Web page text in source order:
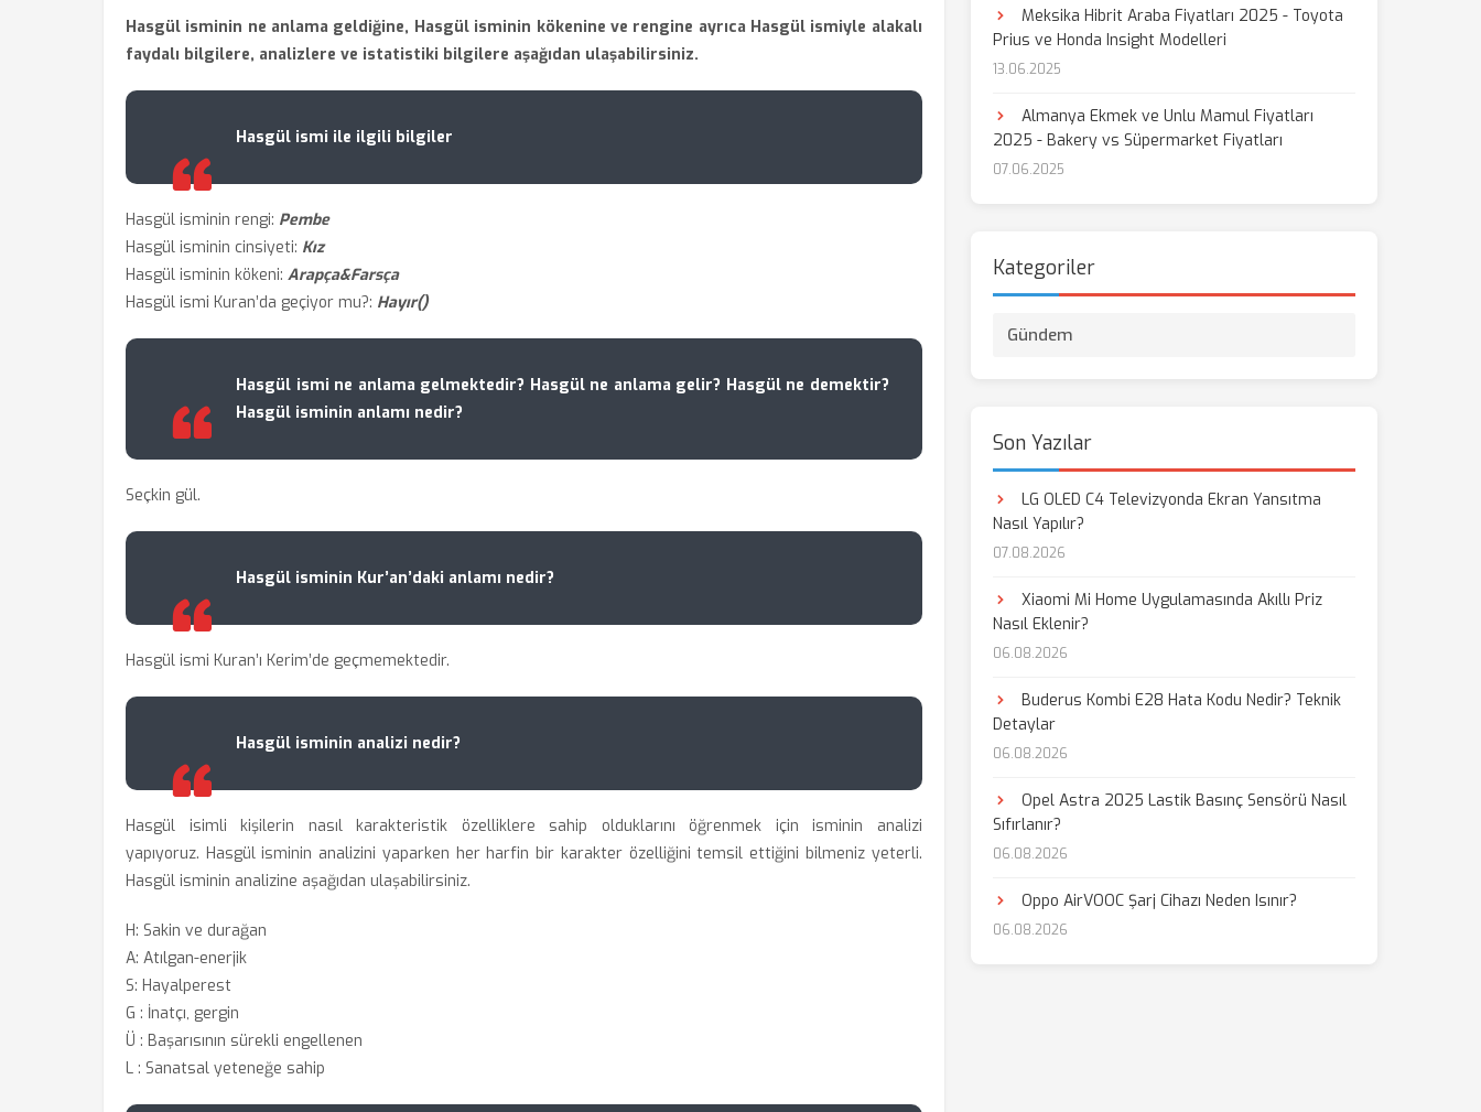
Hasgül isminin ne anlama geldiğine, Hasgül isminin kökenine ve rengine ayrıca Hasgül ismiyle alakalı
faydalı bilgilere, analizlere ve istatistiki bilgilere aşağıdan ulaşabilirsiniz.
Hasgül ismi ile ilgili bilgiler
Hasgül isminin rengi: Pembe
Hasgül isminin cinsiyeti: Kız
Hasgül isminin kökeni: Arapça&Farsça
Hasgül ismi Kuran’da geçiyor mu?: Hayır()
Hasgül ismi ne anlama gelmektedir? Hasgül ne anlama gelir? Hasgül ne demektir?
Hasgül isminin anlamı nedir?
Seçkin gül.
Hasgül isminin Kur’an’daki anlamı nedir?
Hasgül ismi Kuran’ı Kerim’de geçmemektedir.
Hasgül isminin analizi nedir?
Hasgül isimli kişilerin nasıl karakteristik özelliklere sahip olduklarını öğrenmek için
isminin analizi
yapıyoruz. Hasgül isminin analizini yaparken her harfin bir karakter özelliğini temsil ettiğini bilmeniz yeterli.
Hasgül isminin analizine aşağıdan ulaşabilirsiniz.
H: Sakin ve durağan
A: Atılgan-enerjik
S: Hayalperest
G : İnatçı, gergin
Ü : Başarısının sürekli engellenen
L : Sanatsal yeteneğe sahip
Meksika Hibrit Araba Fiyatları 2025 - Toyota
Prius ve Honda Insight Modelleri
13.06.2025
Almanya Ekmek ve Unlu Mamul Fiyatları
2025 - Bakery vs Süpermarket Fiyatları
07.06.2025
Kategoriler
Gündem
Son Yazılar
LG OLED C4 Televizyonda Ekran Yansıtma
Nasıl Yapılır?
07.08.2026
Xiaomi Mi Home Uygulamasında Akıllı Priz
Nasıl Eklenir?
06.08.2026
Buderus Kombi E28 Hata Kodu Nedir? Teknik
Detaylar
06.08.2026
Opel Astra 2025 Lastik Basınç Sensörü Nasıl
Sıfırlanır?
06.08.2026
Oppo AirVOOC Şarj Cihazı Neden Isınır?
06.08.2026